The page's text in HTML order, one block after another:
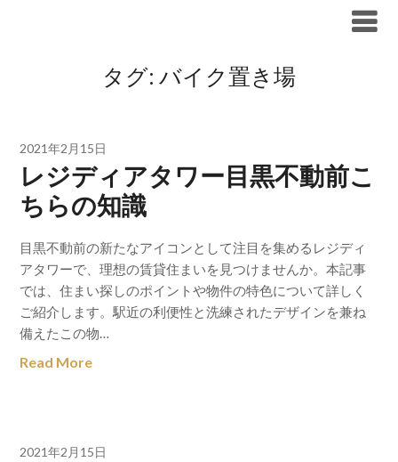
タグ: バイク置き場
2021年2月15日
レジディアタワー目黒不動前こ
ちらの知識
目黒不動前の新たなアイコンとして注目を集めるレジディ
アタワーで、理想の賃貸住まいを見つけませんか。本記事
では、住まい探しのポイントや物件の特色について詳しく
ご紹介します。駅近の利便性と洗練されたデザインを兼ね
備えたこの物…
Read More
2021年2月15日